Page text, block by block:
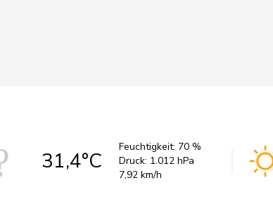
31,4°C
Feuchtigkeit: 70 %
Druck: 1.012 hPa
7,92 km/h